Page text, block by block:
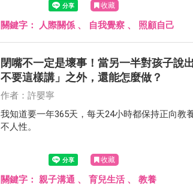
收藏
關鍵字： 人際關係 、 自我覺察 、 照顧自己
閉嘴不一定是壞事！當另一半對孩子說
不要這樣講」之外，還能怎麼做？
作者：許嬰寧
我知道要一年365天，每天24小時都保持正向教
不人性。
收藏
關鍵字： 親子溝通 、 育兒生活、 教養